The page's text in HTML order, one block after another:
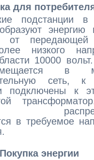
для
подстанции в
энергию
от
низкого
10000
в
сеть, к
подключены к
в требуемое
Покупка энергии